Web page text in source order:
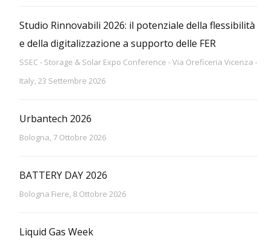
Studio Rinnovabili 2026: il potenziale della flessibilità
e della digitalizzazione a supporto delle FER
SSEC - Storage & Solar Expo Conference - Via Oreficeria Vicenza -
Italy, 23 Settembre 2026
Urbantech 2026
Bologna, 7 Ottobre 2026
BATTERY DAY 2026
Bologna Fiere, 8 Ottobre 2026
Liquid Gas Week